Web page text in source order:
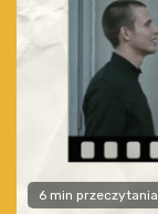
6 min przeczytania